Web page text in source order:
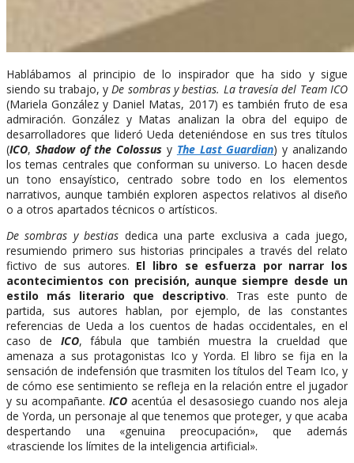
Hablábamos al principio de lo inspirador que ha sido y sigue
siendo su trabajo, y De sombras y bestias. La travesía del Team ICO
(Mariela González y Daniel Matas, 2017) es también fruto de esa
admiración. González y Matas analizan la obra del equipo de
desarrolladores que lideró Ueda deteniéndose en sus tres títulos
(ICO, Shadow of the Colossus y The Last Guardian) y analizando
los temas centrales que conforman su universo. Lo hacen desde
un tono ensayístico, centrado sobre todo en los elementos
narrativos, aunque también exploren aspectos relativos al diseño
o a otros apartados técnicos o artísticos.
De sombras y bestias dedica una parte exclusiva a cada juego,
resumiendo primero sus historias principales a través del relato
fictivo de sus autores. El libro se esfuerza por narrar los
acontecimientos con precisión, aunque siempre desde un
estilo más literario que descriptivo. Tras este punto de
partida, sus autores hablan, por ejemplo, de las constantes
referencias de Ueda a los cuentos de hadas occidentales, en el
caso de ICO, fábula que también muestra la crueldad que
amenaza a sus protagonistas Ico y Yorda. El libro se fija en la
sensación de indefensión que trasmiten los títulos del Team Ico, y
de cómo ese sentimiento se refleja en la relación entre el jugador
y su acompañante.ICO acentúa el desasosiego cuando nos aleja
de Yorda, un personaje al que tenemos que proteger, y que acaba
despertando una «genuina preocupación», que además
«trasciende los límites de la inteligencia artificial».